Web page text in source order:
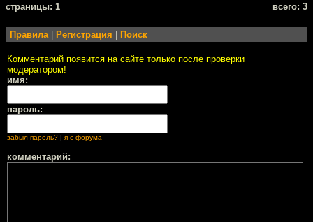
cтраницы: 1 всего: 3
Правила Регистрация Поиск
Комментарий появится на сайте только после проверки
модератором!
имя:
пароль:
забыл пароль? | я с форума
комментарий: